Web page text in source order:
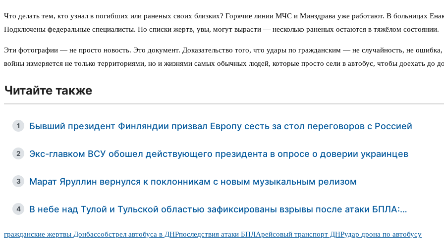
Что делать тем, кто узнал в погибших или раненых своих близких? Горячие линии МЧС и Минздрава уже работают. В больницах
Подключены федеральные специалисты. Но списки жертв, увы, могут вырасти — несколько раненых остаются в тяжёлом состоянии.
Эти фотографии — не просто новость. Это документ. Доказательство того, что удары по гражданским — не случайность, не
войны измеряется не только территориями, но и жизнями самых обычных людей, которые просто сели в автобус, чтобы доехать до
Читайте также
1 Бывший президент Финляндии призвал Европу сесть за стол переговоров с Россией
2 Экс-главком ВСУ обошел действующего президента в опросе о доверии украинцев
3 Марат Яруллин вернулся к поклонникам с новым музыкальным релизом
4 В небе над Тулой и Тульской областью зафиксированы взрывы после атаки БПЛА:…
гражданские жертвы Донбассобстрел автобуса в ДНРпоследствия атаки БПЛАрейсовый транспорт ДНРудар дрона по автобусу